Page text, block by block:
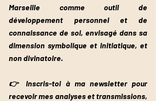
Marseille comme outil de
développement personnel et de
connaissance de soi, envisagé dans sa
dimension symbolique et initiatique, et
non divinatoire.
👉 Inscris-toi à ma newsletter pour
recevoir mes analyses et transmissions,